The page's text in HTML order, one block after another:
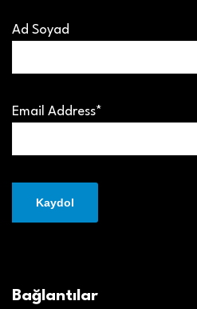
Ad Soyad
Email Address*
Bağlantılar